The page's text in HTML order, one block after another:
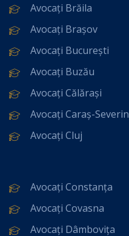
Avocați Brăila
Avocați Brașov
Avocați București
Avocați Buzău
Avocați Călărași
Avocați Caraș-Severin
Avocați Cluj
Avocați Constanța
Avocați Covasna
Avocați Dâmbovița